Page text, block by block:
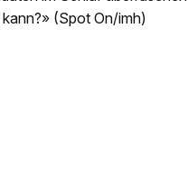
(Spot On/imh)